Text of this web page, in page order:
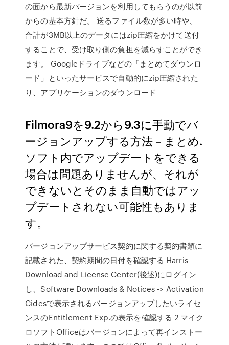
の面から最新バージョンを利用してもらうのが以前
からの基本方針だ。 送るファイル数が多い時や、
合計が3MB以上のデータにはzip圧縮をかけて送付
することで、受け取り側の負担を減らすことができ
ます。 Googleドライブなどの「まとめてダウンロ
ード」といったサービスで自動的にzip圧縮された
り、アプリケーションのダウンロード
Filmora9を9.2から9.3に手動でバ
ージョンアップする方法 – まとめ.
ソフト内でアップデートをできる
場合は問題ありませんが、それが
できないとそのまま自動ではアッ
プデートされない可能性もありま
す。
バージョンアップサービス契約に関する契約書類に
記載された、契約期間の日付を確認する Harris
Download and License Center(後述)にログイン
し、Software Downloads & Notices -> Activation
Cidesで表示されるバージョンアップしたいライセ
ンスのEntitlement Exp.の表示を確認する 2 マイク
ロソフトOfficeはバージョンによって再インストー